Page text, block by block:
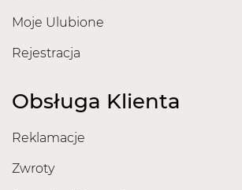
Moje Ulubione
Rejestracja
Obsługa Klienta
Reklamacje
Zwroty